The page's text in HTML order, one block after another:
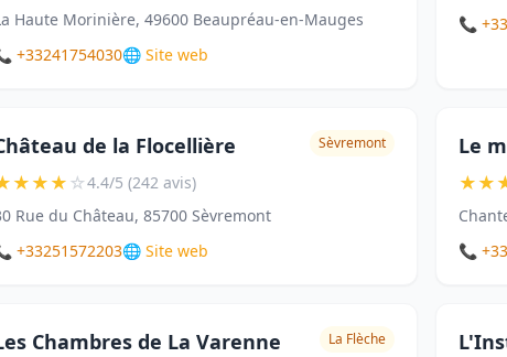
Haute Morinière, 49600 Beaupréau-en-Mauges
+33241754030🌐 Site web
📞
de la Flocellière Sèvremont
★★★☆4.4/5 (242 avis)
Rue du Château, 85700 Sèvremont
+33251572203🌐 Site web
Le
★★
📞
Chambres de La Varenne La Flèche